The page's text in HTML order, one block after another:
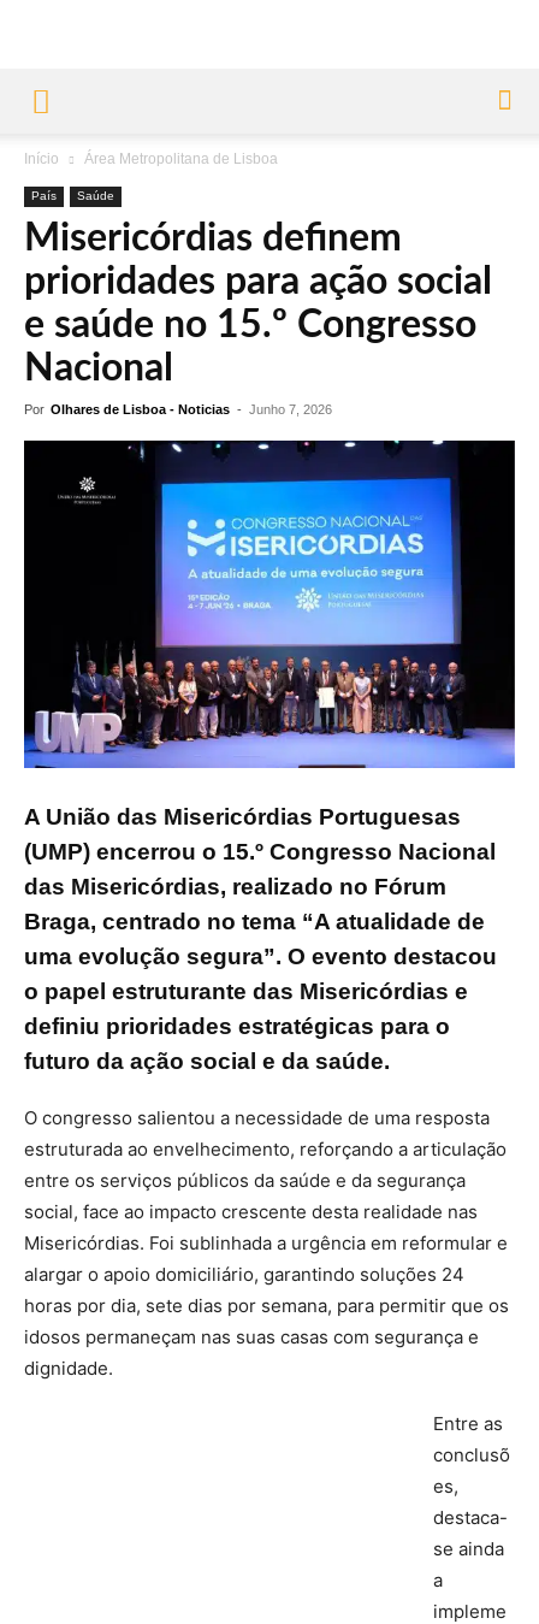
Início Área Metropolitana de Lisboa
País Saúde
Misericórdias definem
prioridades para ação social
e saúde no 15.º Congresso
Nacional
Por Olhares de Lisboa - Noticias - Junho 7, 2026
A União das Misericórdias Portuguesas
(UMP) encerrou o 15.º Congresso Nacional
das Misericórdias, realizado no Fórum
Braga, centrado no tema “A atualidade de
uma evolução segura”. O evento destacou
o papel estruturante das Misericórdias e
definiu prioridades estratégicas para o
futuro da ação social e da saúde.
O congresso salientou a necessidade de uma resposta
estruturada ao envelhecimento, reforçando a articulação
entre os serviços públicos da saúde e da segurança
social, face ao impacto crescente desta realidade nas
Misericórdias. Foi sublinhada a urgência em reformular e
alargar o apoio domiciliário, garantindo soluções 24
horas por dia, sete dias por semana, para permitir que os
idosos permaneçam nas suas casas com segurança e
dignidade.
Entre as
conclusõ
es,
destaca-
se ainda
a
impleme